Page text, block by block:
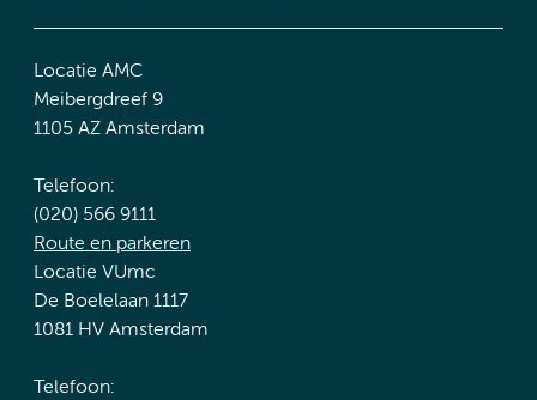
Locatie AMC
Meibergdreef 9
1105 AZ Amsterdam
Telefoon:
(020) 566 9111
Route en parkeren
Locatie VUmc
De Boelelaan 1117
1081 HV Amsterdam
Telefoon: